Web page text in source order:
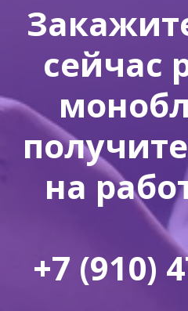
сейчас
на
+7 (910)